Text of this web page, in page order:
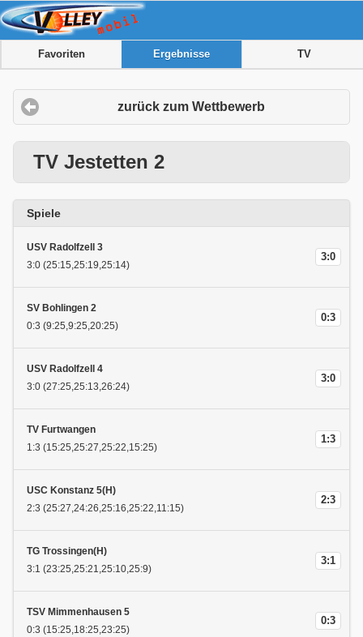
Favoriten Ergebnisse TV
zurück zum Wettbewerb
TV Jestetten 2
Spiele
USV Radolfzell 3
3:0
3:0 (25:15,25:19,25:14)
SV Bohlingen 2
0:3
0:3 (9:25,9:25,20:25)
USV Radolfzell 4
3:0
3:0 (27:25,25:13,26:24)
TV Furtwangen
1:3
1:3 (15:25,25:27,25:22,15:25)
USC Konstanz 5(H)
2:3
2:3 (25:27,24:26,25:16,25:22,11:15)
TG Trossingen(H)
3:1
3:1 (23:25,25:21,25:10,25:9)
TSV Mimmenhausen 5
0:3
0:3 (15:25,18:25,23:25)